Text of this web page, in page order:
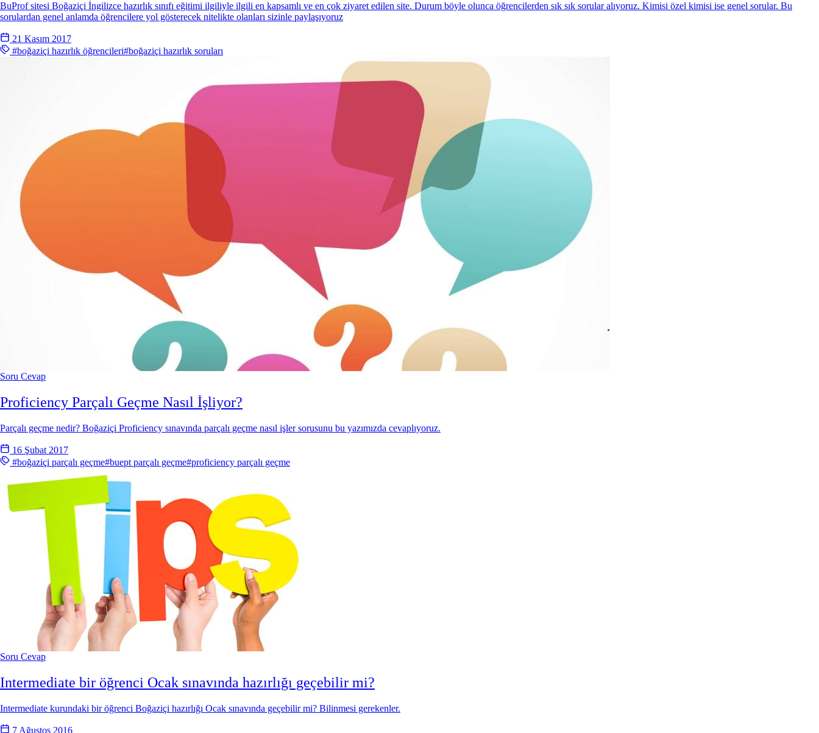
BuProf sitesi Boğaziçi İngilizce hazırlık sınıfı eğitimi ilgiliyle ilgili en kapsamlı ve en çok ziyaret edilen site. Durum böyle olunca öğrencilerden sık sık sorular alıyoruz. Kimisi özel kimisi ise genel sorular. Bu
sorulardan genel anlamda öğrencilere yol gösterecek nitelikte olanları sizinle paylaşıyoruz
21 Kasım 2017
#boğaziçi hazırlık öğrencileri#boğaziçi hazırlık soruları
Soru Cevap
Proficiency Parçalı Geçme Nasıl İşliyor?
Parçalı geçme nedir? Boğaziçi Proficiency sınavında parçalı geçme nasıl işler sorusunu bu yazımızda cevaplıyoruz.
16 Şubat 2017
#boğaziçi parçalı geçme#buept parçalı geçme#proficiency parçalı geçme
Soru Cevap
Intermediate bir öğrenci Ocak sınavında hazırlığı geçebilir mi?
Intermediate kurundaki bir öğrenci Boğaziçi hazırlığı Ocak sınavında geçebilir mi? Bilinmesi gerekenler.
7 Ağustos 2016